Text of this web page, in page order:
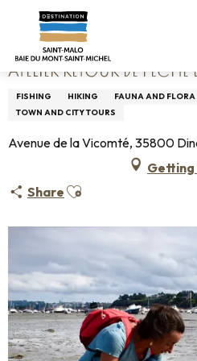
contenu
principal
Home Atelier Retour de
ATELIER RETOUR DE
FISHING HIKING FAUNA AND FLORA
TOWN AND CITY TOURS
Avenue de la Vicomté, 35800
Share Ajouter aux favoris